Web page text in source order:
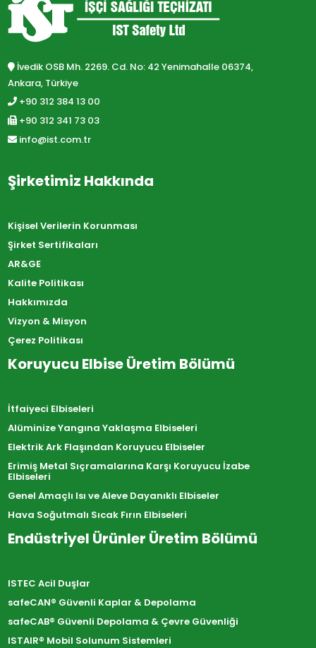
İvedik OSB Mh. 2269. Cd. No: 42 Yenimahalle 06374,
Ankara, Türkiye
+90 312 384 13 00
+90 312 341 73 03
info@ist.com.tr
Şirketimiz Hakkında
Kişisel Verilerin Korunması
Şirket Sertifikaları
AR&GE
Kalite Politikası
Hakkımızda
Vizyon & Misyon
Çerez Politikası
Koruyucu Elbise Üretim Bölümü
İtfaiyeci Elbiseleri
Alüminize Yangına Yaklaşma Elbiseleri
Elektrik Ark Flaşından Koruyucu Elbiseler
Erimiş Metal Sıçramalarına Karşı Koruyucu İzabe
Elbiseleri
Genel Amaçlı Isı ve Aleve Dayanıklı Elbiseler
Hava Soğutmalı Sıcak Fırın Elbiseleri
Endüstriyel Ürünler Üretim Bölümü
ISTEC Acil Duşlar
safeCAN® Güvenli Kaplar & Depolama
safeCAB® Güvenli Depolama & Çevre Güvenliği
ISTAIR® Mobil Solunum Sistemleri